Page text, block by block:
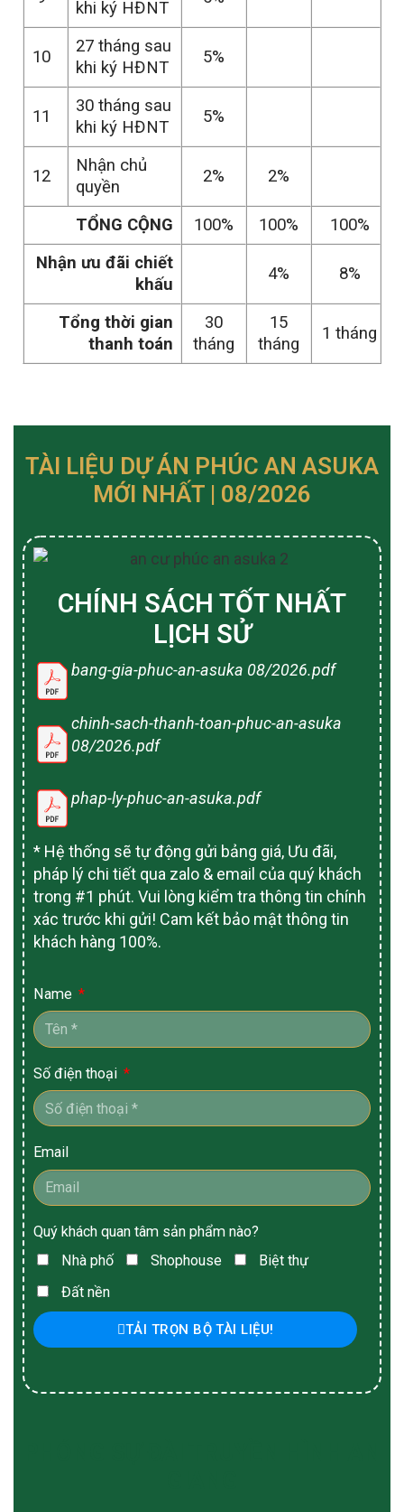
khi ký HĐNT
10
27 tháng sau
khi ký HĐNT
5%
11
30 tháng sau
khi ký HĐNT
5%
12
Nhận chủ
quyền
2% 2%
TỔNG CỘNG 100% 100%
100%
Nhận ưu đãi chiết
khấu
4% 8%
Tổng thời gian
thanh toán
30
tháng
15
tháng
1 tháng
TÀI LIỆU DỰ ÁN PHÚC AN ASUKA
MỚI NHẤT | 08/2026
CHÍNH SÁCH TỐT NHẤT
LỊCH SỬ
bang-gia-phuc-an-asuka 08/2026.pdf
chinh-sach-thanh-toan-phuc-an-asuka
08/2026.pdf
phap-ly-phuc-an-asuka.pdf
* Hệ thống sẽ tự động gửi bảng giá, Ưu đãi,
pháp lý chi tiết qua zalo & email của quý khách
trong #1 phút. Vui lòng kiểm tra thông tin chính
xác trước khi gửi! Cam kết bảo mật thông tin
khách hàng 100%.
Name
Số điện thoại
Email
Quý khách quan tâm sản phẩm nào?
Nhà phố
Shophouse
Biệt thự
Đất nền
TẢI TRỌN BỘ TÀI LIỆU!